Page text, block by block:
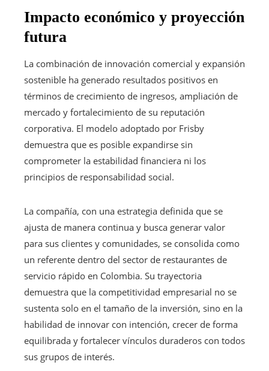
Impacto económico y proyección
futura
La combinación de innovación comercial y expansión
sostenible ha generado resultados positivos en
términos de crecimiento de ingresos, ampliación de
mercado y fortalecimiento de su reputación
corporativa. El modelo adoptado por Frisby
demuestra que es posible expandirse sin
comprometer la estabilidad financiera ni los
principios de responsabilidad social.
La compañía, con una estrategia definida que se
ajusta de manera continua y busca generar valor
para sus clientes y comunidades, se consolida como
un referente dentro del sector de restaurantes de
servicio rápido en Colombia. Su trayectoria
demuestra que la competitividad empresarial no se
sustenta solo en el tamaño de la inversión, sino en la
habilidad de innovar con intención, crecer de forma
equilibrada y fortalecer vínculos duraderos con todos
sus grupos de interés.